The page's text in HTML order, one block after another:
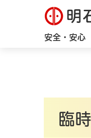
明石市
安全・安心
臨